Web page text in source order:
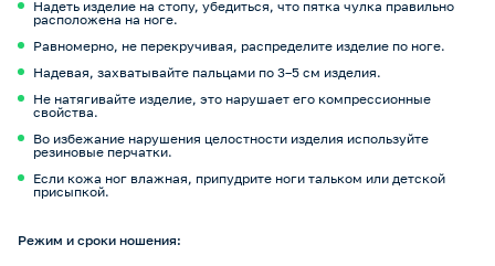
Надеть изделие на стопу, убедиться, что пятка чулка правильно
расположена на ноге.
Равномерно, не перекручивая, распределите изделие по ноге.
Надевая, захватывайте пальцами по 3–5 см изделия.
Не натягивайте изделие, это нарушает его компрессионные
свойства.
Во избежание нарушения целостности изделия используйте
резиновые перчатки.
Если кожа ног влажная, припудрите ноги тальком или детской
присыпкой.
Режим и сроки ношения: